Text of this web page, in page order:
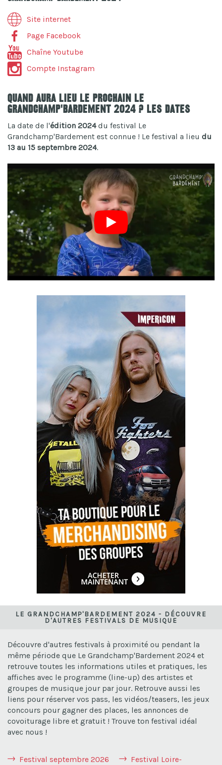
Site internet
Page Facebook
Chaîne Youtube
Compte Instagram
Quand aura lieu le prochain Le
Grandchamp'Bardement 2024 ? Les dates
La date de l'édition 2024du festival Le
Grandchamp'Bardement est connue ! Le festival a lieu du
13 au 15 septembre 2024.
LE GRANDCHAMP'BARDEMENT 2024 - DÉCOUVRE
D'AUTRES FESTIVALS DE MUSIQUE
Découvre d'autres festivals à proximité ou pendant la
même période que Le Grandchamp'Bardement 2024 et
retrouve toutes les informations utiles et pratiques, les
affiches avec le programme (line-up) des artistes et
groupes de musique jour par jour. Retrouve aussi les
liens pour réserver vos pass, les vidéos/teasers, les jeux
concours pour gagner des places, les annonces de
covoiturage libre et gratuit ! Trouve ton festival idéal
avec nous !
Festival septembre 2026
Festival Loire-